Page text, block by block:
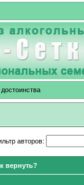
авторов:
вернуть?